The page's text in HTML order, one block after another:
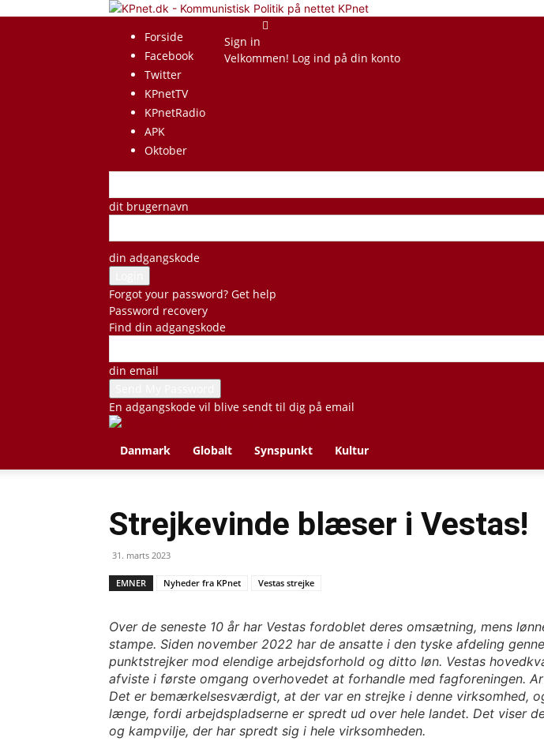
KPnet
Forside
Facebook
Twitter
KPnetTV
KPnetRadio
APK
Oktober
Sign in
Velkommen! Log ind på din konto
dit brugernavn
din adgangskode
Forgot your password? Get help
Password recovery
Find din adgangskode
din email
En adgangskode vil blive sendt til dig på email
Danmark Globalt Synspunkt Kultur
Strejkevinde blæser i Vestas!
31. marts 2023
EMNER Nyheder fra KPnet Vestas strejke
Over de seneste 10 år har Vestas fordoblet deres omsætning, mens
stampe. Siden november 2022 har de ansatte i den tyske afdeling
punktstrejker mod elendige arbejdsforhold og ditto løn. Vestas
afviste i første omgang overhovedet at forhandle med fagforeningen.
Det er bemærkelsesværdigt, at der var en strejke i denne virksomhed,
længe, fordi arbejdspladserne er spredt ud over hele landet. Det viser
og kampvilje, der har spredt sig i hele virksomheden.